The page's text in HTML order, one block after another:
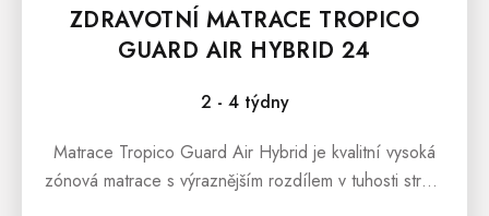
ZDRAVOTNÍ MATRACE TROPICO
GUARD AIR HYBRID 24
2 - 4 týdny
Matrace Tropico Guard Air Hybrid je kvalitní vysoká
zónová matrace s výraznějším rozdílem v tuhosti stran.